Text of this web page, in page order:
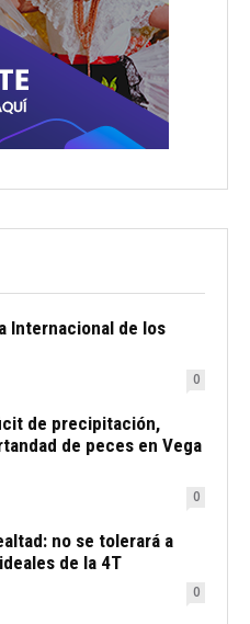
Internacional de los
0
de precipitación,
de peces en Vega
0
no se tolerará a
de la 4T
0